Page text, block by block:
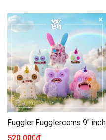
Fuggler Fugglercorns 9" inch
520.000₫